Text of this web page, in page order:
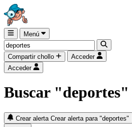
Menú
Compartir chollo
Acceder
Acceder
Buscar "deportes"
Crear alerta Crear alerta para "deportes"